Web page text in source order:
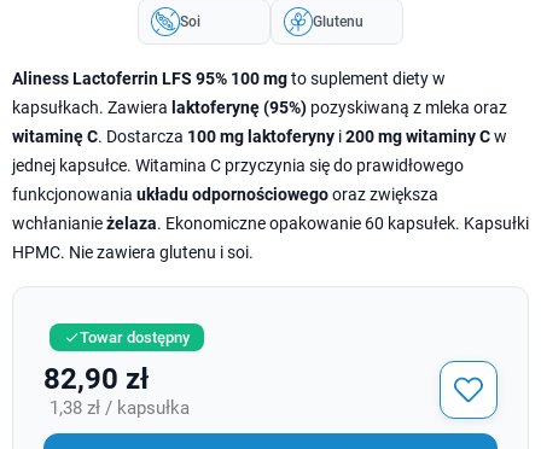
Soi Glutenu
Aliness Lactoferrin LFS 95% 100 mgto suplement diety w
kapsułkach. Zawiera laktoferynę (95%) pozyskiwaną z mleka oraz
witaminę C. Dostarcza 100 mg laktoferyny i200 mg witaminy Cw
jednej kapsułce. Witamina C przyczynia się do prawidłowego
funkcjonowania układu odpornościowegooraz zwiększa
wchłanianieżelaza. Ekonomiczne opakowanie 60 kapsułek. Kapsułki
HPMC. Nie zawiera glutenu i soi.
Towar dostępny
82,90 zł
1,38 zł / kapsułka